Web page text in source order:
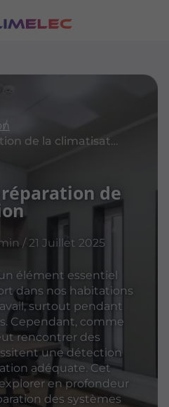
Détection et réparation de la climatisation
de
/ 21 Juillet 2025
élément essentiel
dans nos habitations
surtout pendant
Cependant, comme
rencontrer des
une détection
adéquate. Cet
en profondeur
des systèmes